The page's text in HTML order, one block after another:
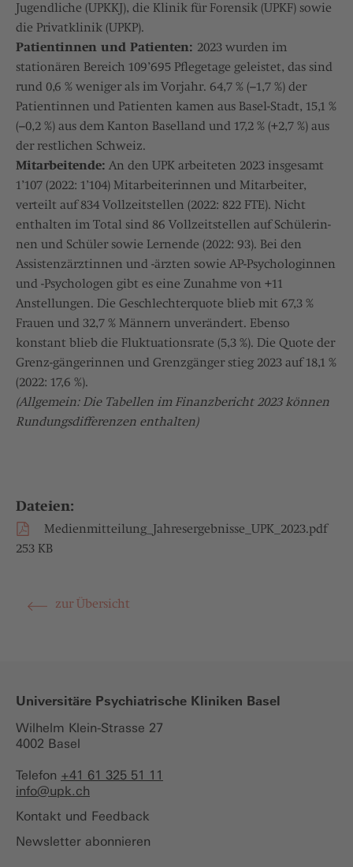
Jugendliche (UPKKJ), die Klinik für Forensik (UPKF) sowie
die Privatklinik (UPKP).
Patientinnen und Patienten: 2023 wurden im
stationären Bereich 109’695 Pflegetage geleistet, das sind
rund 0,6 % weniger als im Vorjahr. 64,7 % (–1,7 %) der
Patientinnen und Patienten kamen aus Basel-Stadt, 15,1 %
(–0,2 %) aus dem Kanton Baselland und 17,2 % (+2,7 %) aus
der restlichen Schweiz.
Mitarbeitende: An den UPK arbeiteten 2023 insgesamt
1’107 (2022: 1’104) Mitarbeiterinnen und Mitarbeiter,
verteilt auf 834 Vollzeitstellen (2022: 822 FTE). Nicht
enthalten im Total sind 86 Vollzeitstellen auf Schülerin-
nen und Schüler sowie Lernende (2022: 93). Bei den
Assistenzärztinnen und -ärzten sowie AP-Psychologinnen
und -Psychologen gibt es eine Zunahme von +11
Anstellungen. Die Geschlechterquote blieb mit 67,3 %
Frauen und 32,7 % Männern unverändert. Ebenso
konstant blieb die Fluktuationsrate (5,3 %). Die Quote der
Grenz-gängerinnen und Grenzgänger stieg 2023 auf 18,1 %
(2022: 17,6 %).
(Allgemein: Die Tabellen im Finanzbericht 2023 können
Rundungsdifferenzen enthalten)
Dateien:
Medienmitteilung_Jahresergebnisse_UPK_2023.pdf
253 KB
zur Übersicht
Universitäre Psychiatrische Kliniken Basel
Wilhelm Klein-Strasse 27
4002 Basel
Telefon +41 61 325 51 11
info@upk.ch
Kontakt und Feedback
Newsletter abonnieren